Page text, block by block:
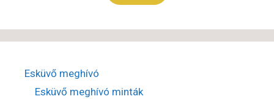
Esküvő meghívó
Esküvő meghívó minták